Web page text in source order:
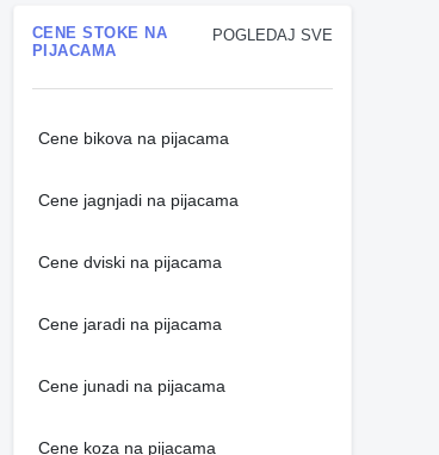
POGLEDAJ SVE
CENE STOKE NA
PIJACAMA
Cene bikova na pijacama
Cene jagnjadi na pijacama
Cene dviski na pijacama
Cene jaradi na pijacama
Cene junadi na pijacama
Cene koza na pijacama